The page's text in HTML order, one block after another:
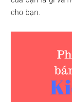
cho bạn.